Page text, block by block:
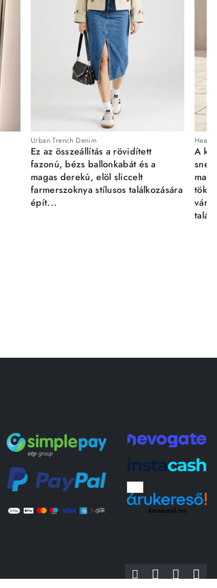
Urban Trench Denim
Ez az összeállítás a rövidített
fazonú, bézs ballonkabát és a
magas derekú, elöl sliccelt
farmerszoknya stílusos találkozására
épít...
A
Árukereső.hu